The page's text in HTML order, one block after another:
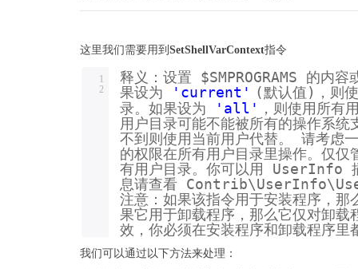
这里我们需要用到 SetShellVarContext指令
1
2
释义：设置 $SMPROGRAMS 的内
果设为
'current' (默认值)，则
录。如果设为
'all' ，则使用所有
用户目录可能不能被所有的操作系统
不到则使用当前用户代替。 请考虑
的权限在所有用户目录里操作。仅仅
有用户目录。你可以用 UserInfo
息请查看
注意：如果该指令用于安装程序，那
果它用于卸载程序，那么它仅对卸载
效，你必须在安装程序和卸载程序里
我们可以通过以下方法来处理：